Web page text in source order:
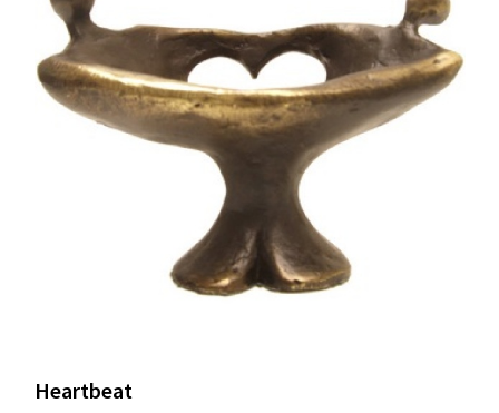
Heartbeat